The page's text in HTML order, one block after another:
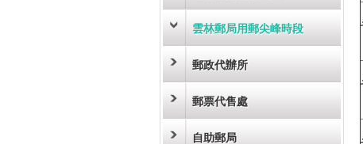
雲林郵局用郵尖峰時段
郵政代辦所
郵票代售處
自助郵局